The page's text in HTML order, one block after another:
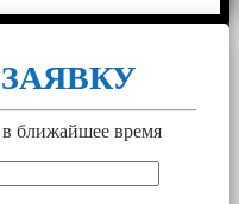
ближайшее время